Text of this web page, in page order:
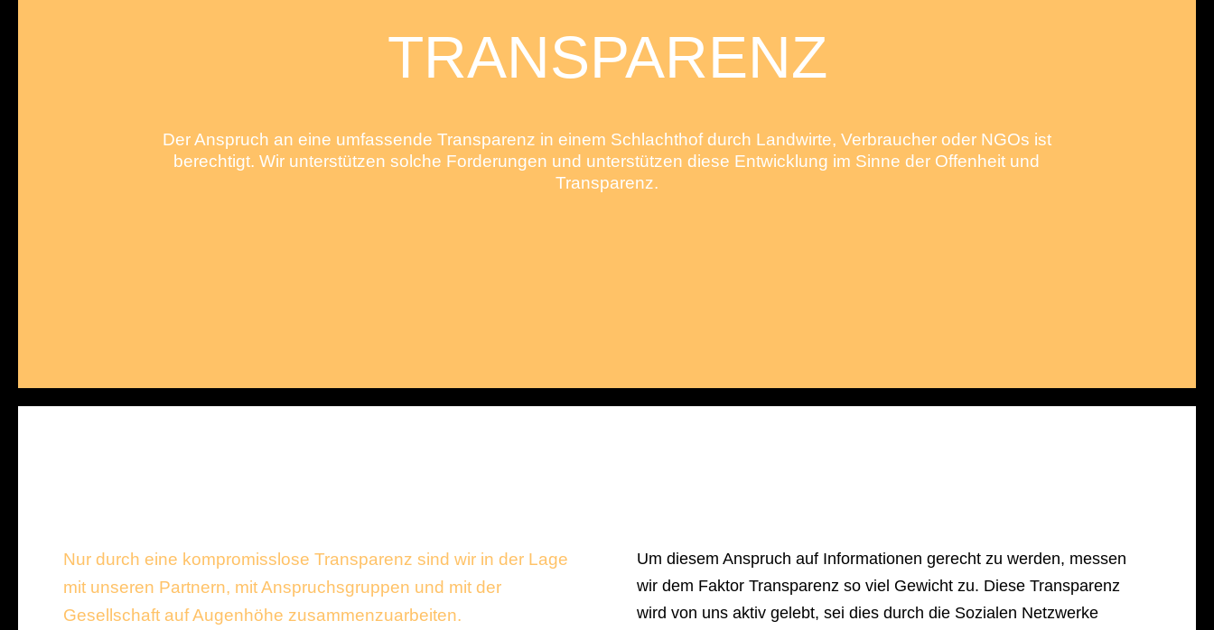
TRANSPARENZ
Der Anspruch an eine umfassende Transparenz in einem Schlachthof durch Landwirte, Verbraucher oder NGOs ist
berechtigt. Wir unterstützen solche Forderungen und unterstützen diese Entwicklung im Sinne der Offenheit und
Transparenz.
Nur durch eine kompromisslose Transparenz sind wir in der Lage
mit unseren Partnern, mit Anspruchsgruppen und mit der
Gesellschaft auf Augenhöhe zusammenzuarbeiten.
Um diesem Anspruch auf Informationen gerecht zu werden, messen
wir dem Faktor Transparenz so viel Gewicht zu. Diese Transparenz
wird von uns aktiv gelebt, sei dies durch die Sozialen Netzwerke